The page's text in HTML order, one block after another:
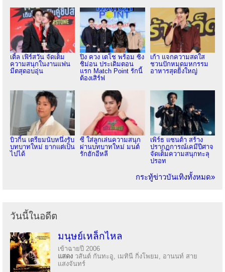
เติ้ล เฟิร์สวัน จัดเต็ม
ความสนุกในงานแฟน
มีตสุดอบอุ่น
ปิง ควง เตโช พร้อม ซิง
ชิม่อน ประเดิมตอน
แรก Match Point รักนี้
ต้องเสิร์ฟ
เก้า แจกความสดใส
ชวนปักหมุดมหกรรม
อาหารสุดยิ่งใหญ่
บิวกิ้น เตรียมนับหนึ่งรับ
บทบาทใหม่ ยากแต่เป็น
ไปได้
ซี ใส่ลูกเล่นความสนุก
ผ่านบทบาทใหม่ มนต์
รักฮักอีหลี
เพิร์ธ แซนต้า สร้าง
ปรากฏการณ์เคมีปีศาจ
จัดเต็มความสนุกทะลุ
ปรอท
กระทู้ข่าวบันเทิงทั้งหมด»
วันนี้ในอดีต
มนุษย์เหล็กไหล
เข้าฉายปี 2006
แสดง วสันต์ กันทะอู, เมทินี กิ่งโพยม, อานนท์ สาย
แสงจันทร์